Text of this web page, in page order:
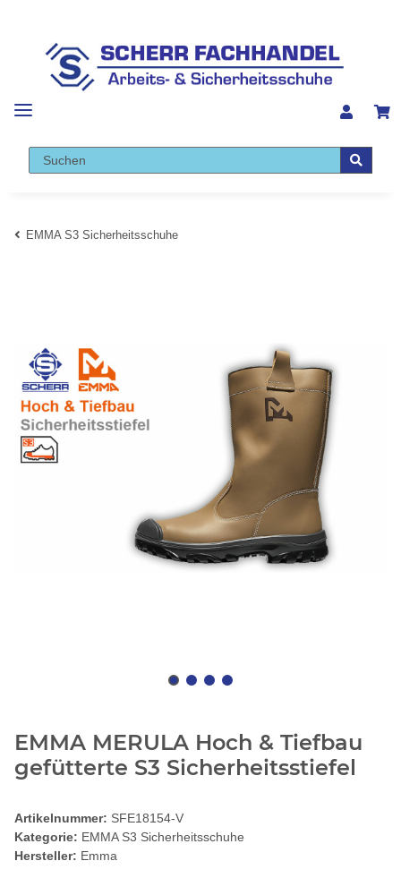
EMMA S3 Sicherheitsschuhe
EMMA MERULA Hoch & Tiefbau
gefütterte S3 Sicherheitsstiefel
Artikelnummer: SFE18154-V
Kategorie: EMMA S3 Sicherheitsschuhe
Hersteller: Emma